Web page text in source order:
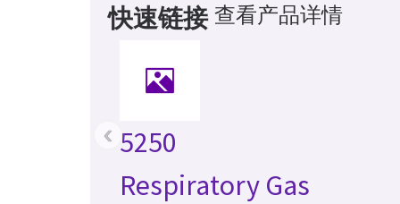
快速链接 查看产品详情
5250
Respiratory Gas
‹